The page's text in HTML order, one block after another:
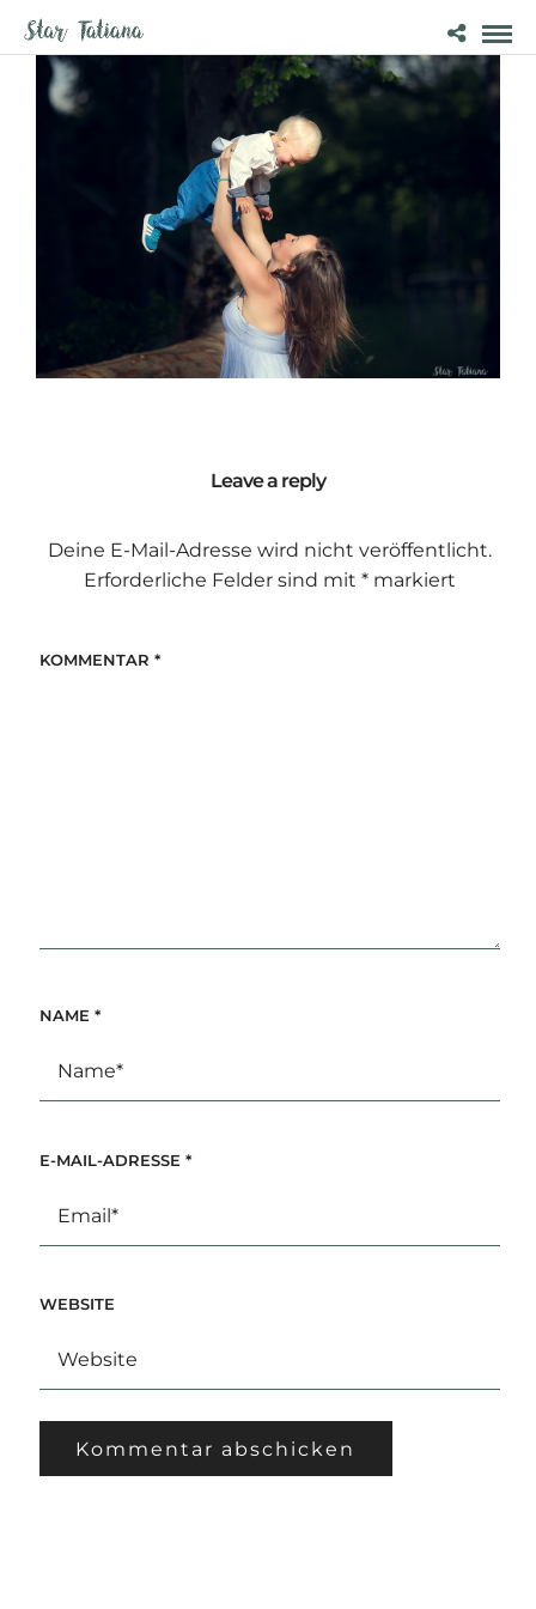
Leave a reply
Deine E-Mail-Adresse wird nicht veröffentlicht.
Erforderliche Felder sind mit *markiert
KOMMENTAR *
NAME *
E-MAIL-ADRESSE *
WEBSITE